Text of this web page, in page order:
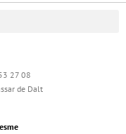
27 08
de Dalt